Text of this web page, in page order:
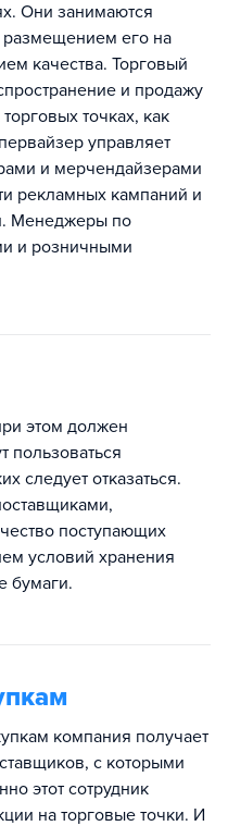
Они занимаются
размещением его на
качества. Торговый
и продажу
точках, как
управляет
и мерчендайзерами
рекламных кампаний и
Менеджеры по
и розничными
этом должен
пользоваться
следует отказаться.
поступающих
условий хранения
бумаги.
компания получает
с которыми
этот сотрудник
на торговые точки. И